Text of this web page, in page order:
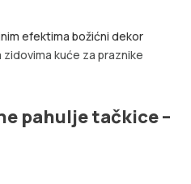
pahulje tačkice –